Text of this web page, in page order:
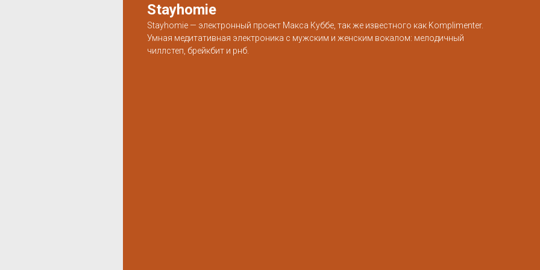
Stayhomie
Stayhomie — электронный проект Макса Куббе, так же известного как Komplimenter.
Умная медитативная электроника с мужским и женским вокалом: мелодичный
чиллстеп, брейкбит и рнб.